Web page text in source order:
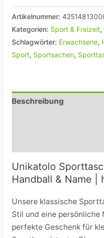
Artikelnummer:
Kategorien: Sport & Freizeit,
Schlagwörter: Erwachsene,
Sport, Sportsachen,
Beschreibung
Unikatolo
Handball & Name |
Unsere klassische
Stil und eine persönliche
perfekte Geschenk für